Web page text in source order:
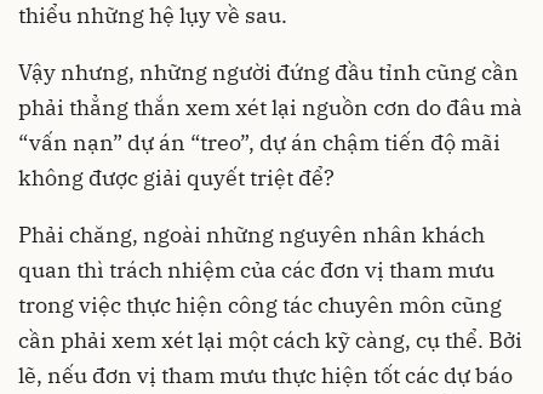
thiểu những hệ lụy về sau.
Vậy nhưng, những người đứng đầu tỉnh cũng cần
phải thẳng thắn xem xét lại nguồn cơn do đâu mà
“vấn nạn” dự án “treo”, dự án chậm tiến độ mãi
không được giải quyết triệt để?
Phải chăng, ngoài những nguyên nhân khách
quan thì trách nhiệm của các đơn vị tham mưu
trong việc thực hiện công tác chuyên môn cũng
cần phải xem xét lại một cách kỹ càng, cụ thể. Bởi
lẽ, nếu đơn vị tham mưu thực hiện tốt các dự báo